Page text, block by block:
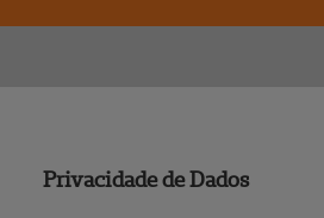
Privacidade de Dados